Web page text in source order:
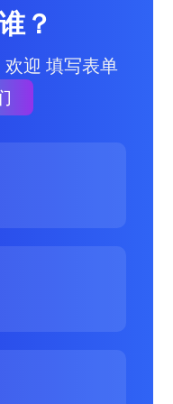
？
迎 填写表单